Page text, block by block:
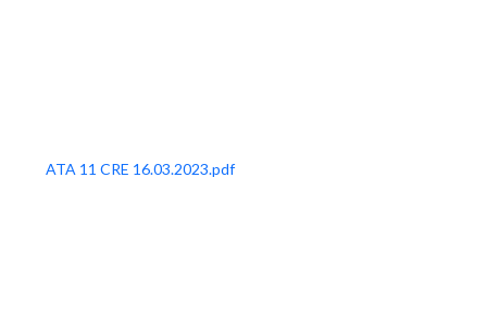
ATA 11 CRE 16.03.2023.pdf